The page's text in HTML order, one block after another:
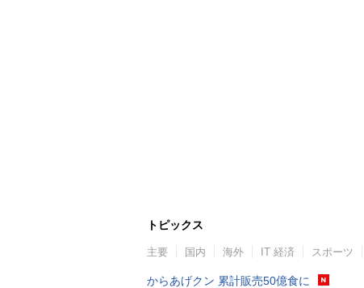
トピックス
主要 国内 海外 IT 経済 スポーツ
からあげクン 累計販売50億食に